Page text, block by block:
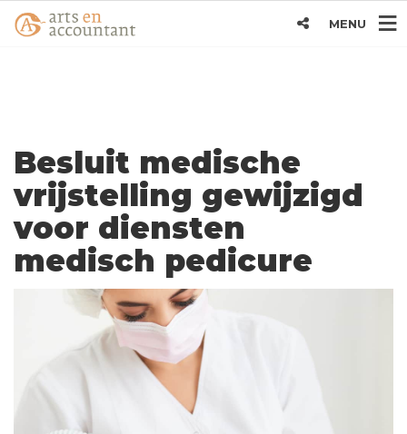
MENU
Besluit medische
vrijstelling gewijzigd
voor diensten
medisch pedicure